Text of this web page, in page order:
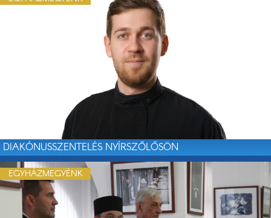
DIAKÓNUSSZENTELÉS NYÍRSZŐLŐSÖN
EGYHÁZMEGYÉNK